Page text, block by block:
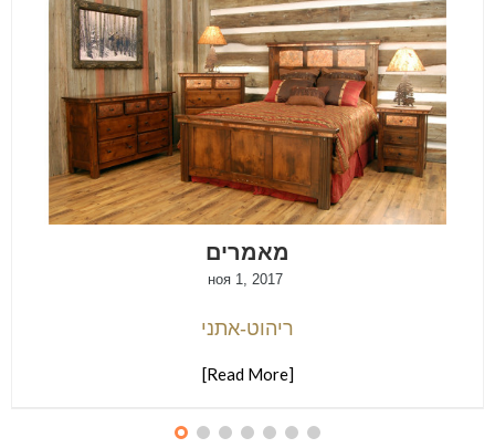
מאמרים
ноя 1, 2017
ריהוט-אתני
[Read More]